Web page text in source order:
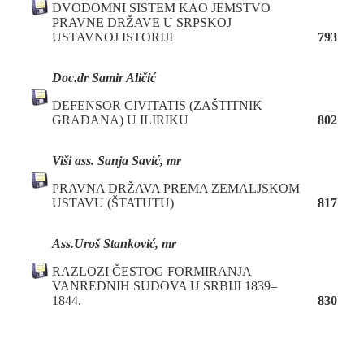
DVODOMNI SISTEM KAO JEMSTVO
PRAVNE DRŽAVE U SRPSKOJ
USTAVNOJ ISTORIJI
793
Doc.dr Samir Aličić
DEFENSOR CIVITATIS (ZAŠTITNIK
GRAĐANA) U ILIRIKU
802
Viši ass. Sanja Savić, mr
PRAVNA DRŽAVA PREMA ZEMALJSKOM
USTAVU (ŠTATUTU)
817
Ass.Uroš Stanković, mr
RAZLOZI ČESTOG FORMIRANJA
VANREDNIH SUDOVA U SRBIJI 1839–
1844.
830